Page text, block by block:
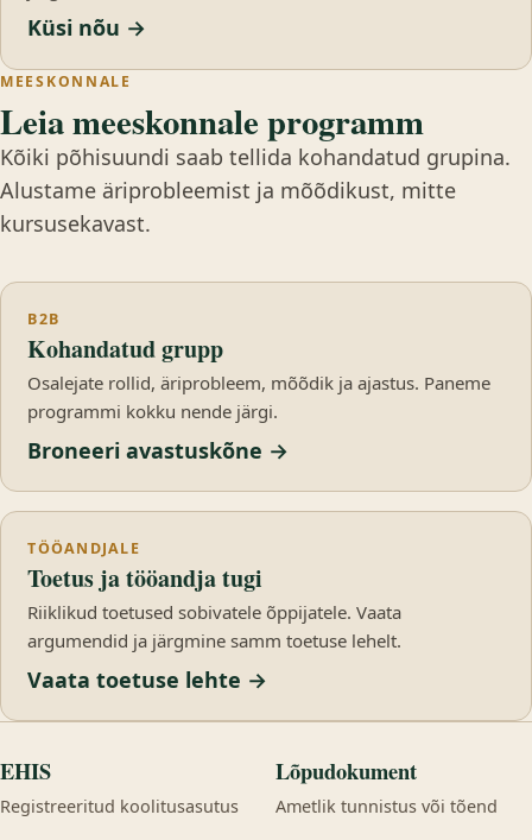
Küsi nõu →
MEESKONNALE
Leia meeskonnale programm
Kõiki põhisuundi saab tellida kohandatud grupina.
Alustame äriprobleemist ja mõõdikust, mitte
kursusekavast.
B2B
Kohandatud grupp
Osalejate rollid, äriprobleem, mõõdik ja ajastus. Paneme
programmi kokku nende järgi.
Broneeri avastuskõne →
TÖÖANDJALE
Toetus ja tööandja tugi
Riiklikud toetused sobivatele õppijatele. Vaata
argumendid ja järgmine samm toetuse lehelt.
Vaata toetuse lehte →
EHIS
Registreeritud koolitusasutus
Lõpudokument
Ametlik tunnistus või tõend